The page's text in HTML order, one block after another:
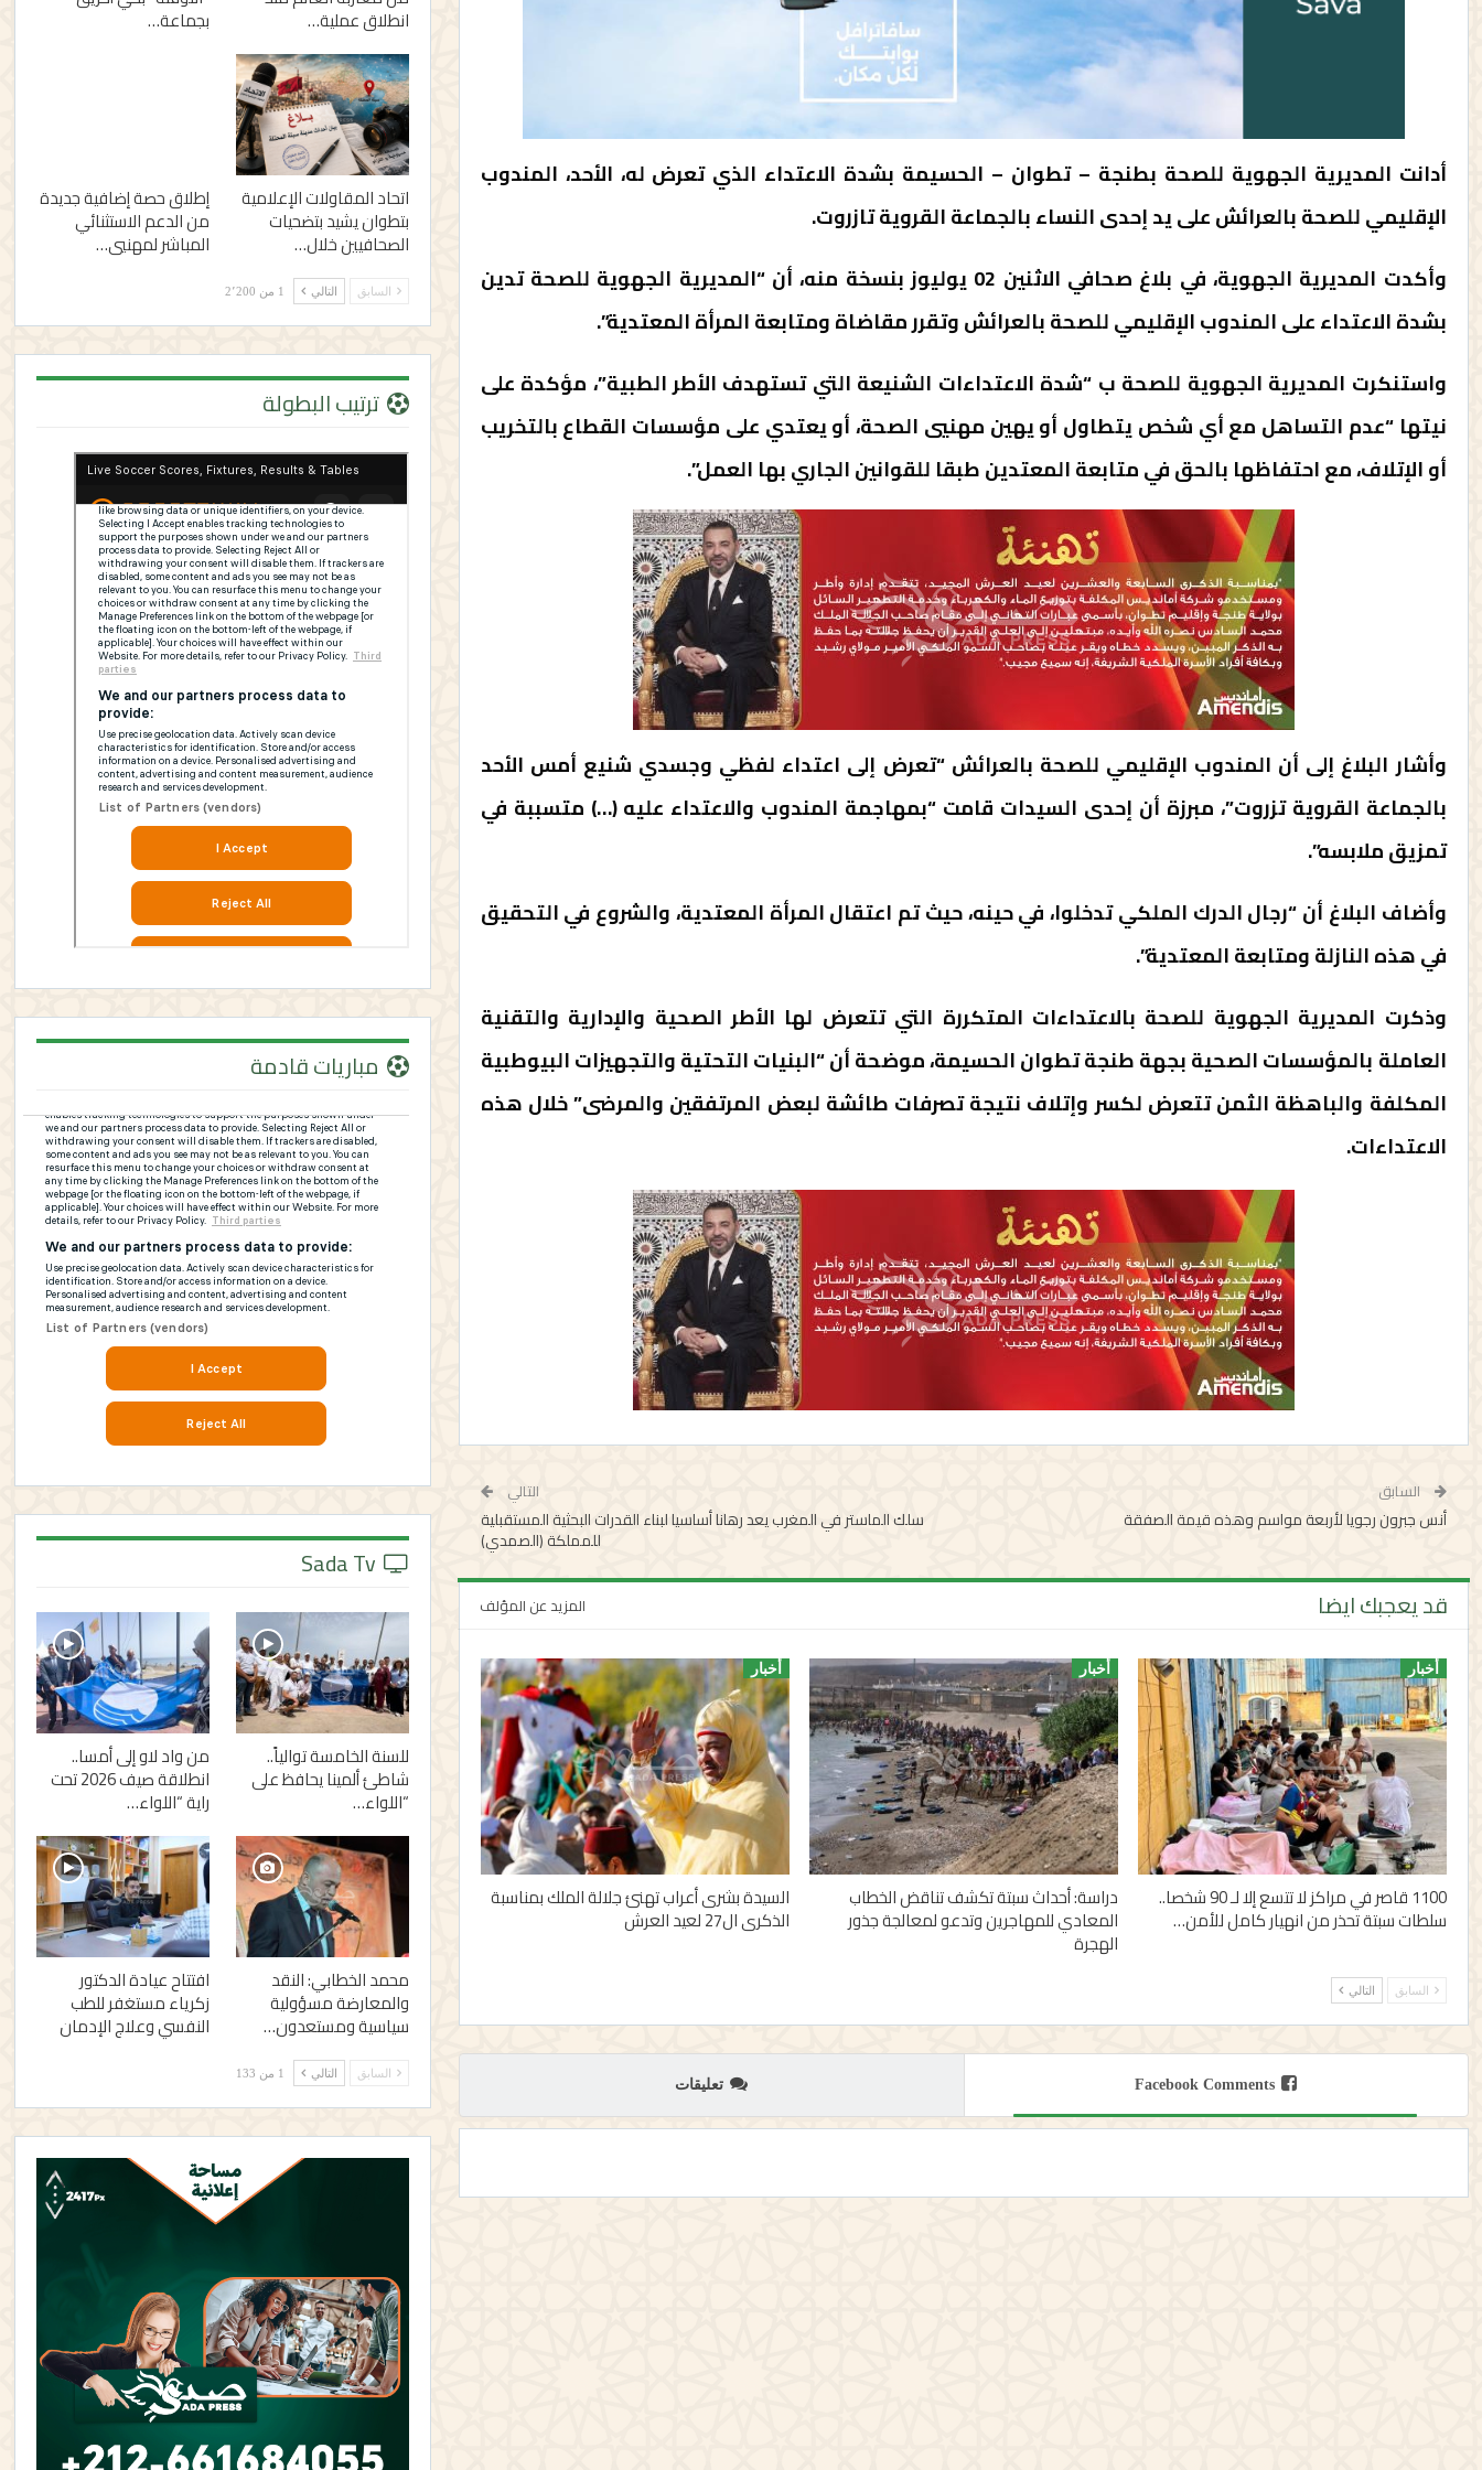
أدانت المديرية الجهوية للصحة بطنجة – تطوان – الحسيمة بشدة الاعتداء الذي تعرض له، الأحد، المندوب
الإقليمي للصحة بالعرائش على يد إحدى النساء بالجماعة القروية تازروت.
وأكدت المديرية الجهوية، في بلاغ صحافي الاثنين 02 يوليوز بنسخة منه، أن “المديرية الجهوية للصحة تدين
بشدة الاعتداء على المندوب الإقليمي للصحة بالعرائش وتقرر مقاضاة ومتابعة المرأة المعتدية”.
واستنكرت المديرية الجهوية للصحة ب “شدة الاعتداءات الشنيعة التي تستهدف الأطر الطبية”، مؤكدة على
نيتها “عدم التساهل مع أي شخص يتطاول أو يهين مهنيي الصحة، أو يعتدي على مؤسسات القطاع بالتخريب
أو الإتلاف، مع احتفاظها بالحق في متابعة المعتدين طبقا للقوانين الجاري بها العمل”.
وأشار البلاغ إلى أن المندوب الإقليمي للصحة بالعرائش “تعرض إلى اعتداء لفظي وجسدي شنيع أمس الأحد
بالجماعة القروية تزروت”، مبرزة أن إحدى السيدات قامت “بمهاجمة المندوب والاعتداء عليه (…) متسببة في
تمزيق ملابسه”.
وأضاف البلاغ أن “رجال الدرك الملكي تدخلوا، في حينه، حيث تم اعتقال المرأة المعتدية، والشروع في التحقيق
في هذه النازلة ومتابعة المعتدية”.
وذكرت المديرية الجهوية للصحة بالاعتداءات المتكررة التي تتعرض لها الأطر الصحية والإدارية والتقنية
العاملة بالمؤسسات الصحية بجهة طنجة تطوان الحسيمة، موضحة أن “البنيات التحتية والتجهيزات البيوطبية
المكلفة والباهظة الثمن تتعرض لكسر وإتلاف نتيجة تصرفات طائشة لبعض المرتفقين والمرضى” خلال هذه
الاعتداءات.
السابق
أنس جبرون رجويا لأربعة مواسم وهذه قيمة الصفقة
التالي
سلك الماستر في المغرب يعد رهانا أساسيا لبناء القدرات البحثية المستقبلية
للمملكة (الصمدي)
قد يعجبك ايضا المزيد عن المؤلف
أخبار
1100 قاصر في مراكز لا تتسع إلا لـ 90 شخصا..
سلطات سبتة تحذر من انهيار كامل للأمن…
أخبار
دراسة: أحداث سبتة تكشف تناقض الخطاب
المعادي للمهاجرين وتدعو لمعالجة جذور
الهجرة
أخبار
السيدة بشرى أعراب تهنئ جلالة الملك بمناسبة
الذكرى ال27 لعيد العرش
السابق التالي
Facebook Comments تعليقات
انطلاق عملية… بجماعة…
اتحاد المقاولات الإعلامية
بتطوان يشيد بتضحيات
الصحافيين خلال…
إطلاق حصة إضافية جديدة
من الدعم الاستثنائي
المباشر لمهنيي…
السابق التالي 1 من 2٬200
ترتيب البطولة
مباريات قادمة
للسنة الخامسة توالياً..
شاطئ ألمينا يحافظ على
“اللواء…
من واد لاو إلى أمسا..
انطلاقة صيف 2026 تحت
راية “اللواء…
محمد الخطابي: النقد
والمعارضة مسؤولية
سياسية ومستعدون…
افتتاح عيادة الدكتور
زكرياء مستغفر للطب
النفسي وعلاج الإدمان
السابق التالي 1 من 133